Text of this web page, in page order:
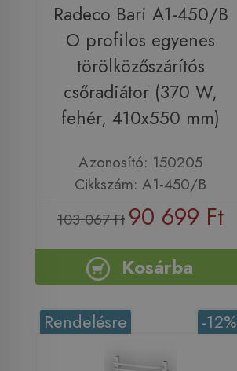
Radeco Bari A1-450/B
O profilos egyenes
törölközőszárítós
csőradiátor (370 W,
fehér, 410x550 mm)
Azonosító: 150205
Cikkszám: A1-450/B
103 067 Ft 90 699 Ft
Kosárba
-12%
Rendelésre